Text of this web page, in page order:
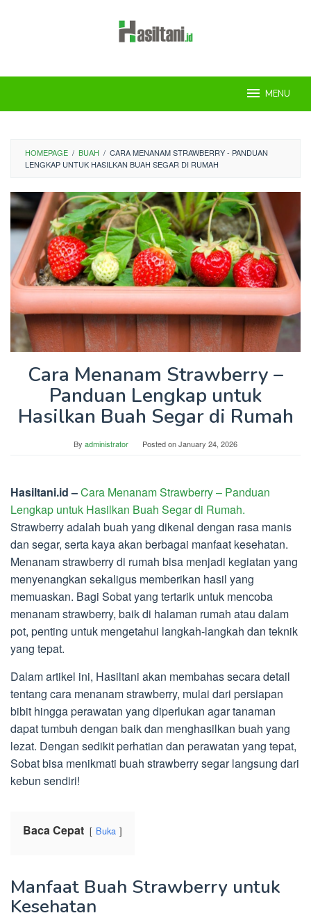
MENU
HOMEPAGE / BUAH / CARA MENANAM STRAWBERRY - PANDUAN
LENGKAP UNTUK HASILKAN BUAH SEGAR DI RUMAH
Cara Menanam Strawberry –
Panduan Lengkap untuk
Hasilkan Buah Segar di Rumah
By administrator Posted onJanuary 24, 2026
Hasiltani.id –Cara Menanam Strawberry – Panduan
Lengkap untuk Hasilkan Buah Segar di Rumah.
Strawberry adalah buah yang dikenal dengan rasa manis
dan segar, serta kaya akan berbagai manfaat kesehatan.
Menanam strawberry di rumah bisa menjadi kegiatan yang
menyenangkan sekaligus memberikan hasil yang
memuaskan. Bagi Sobat yang tertarik untuk mencoba
menanam strawberry, baik di halaman rumah atau dalam
pot, penting untuk mengetahui langkah-langkah dan teknik
yang tepat.
Dalam artikel ini, Hasiltani akan membahas secara detail
tentang cara menanam strawberry, mulai dari persiapan
bibit hingga perawatan yang diperlukan agar tanaman
dapat tumbuh dengan baik dan menghasilkan buah yang
lezat. Dengan sedikit perhatian dan perawatan yang tepat,
Sobat bisa menikmati buah strawberry segar langsung dari
kebun sendiri!
Baca Cepat Buka
Manfaat Buah Strawberry untuk
Kesehatan